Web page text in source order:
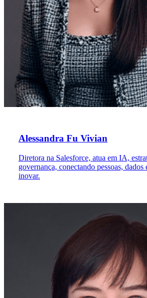
Alessandra Fu Vivian
Diretora na Salesforce, atua em IA,
governança, conectando pessoas, dados
inovar.